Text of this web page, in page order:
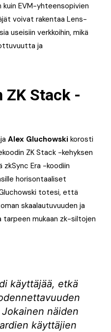
EVM-yhteensopivien
voivat rakentaa Lens-
useisiin verkkoihin, mikä
ja
ZK Stack -
Alex Gluchowski korosti
ZK Stack -kehyksen
zkSync Era -koodiin
horisontaaliset
totesi, että
skaalautuvuuden ja
mukaan zk-siltojen
käyttäjää, etkä
näiden
käyttäjien